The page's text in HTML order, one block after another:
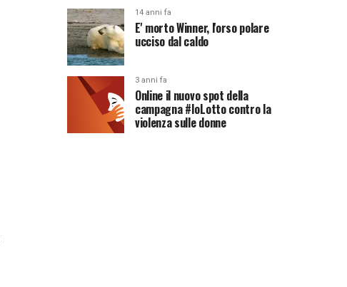
14 anni fa
E' morto Winner, l'orso polare
ucciso dal caldo
3 anni fa
Online il nuovo spot della
campagna #IoLotto contro la
violenza sulle donne